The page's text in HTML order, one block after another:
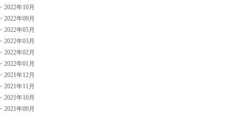
・2022年10月
・2022年09月
・2022年05月
・2022年03月
・2022年02月
・2022年01月
・2021年12月
・2021年11月
・2021年10月
・2021年09月